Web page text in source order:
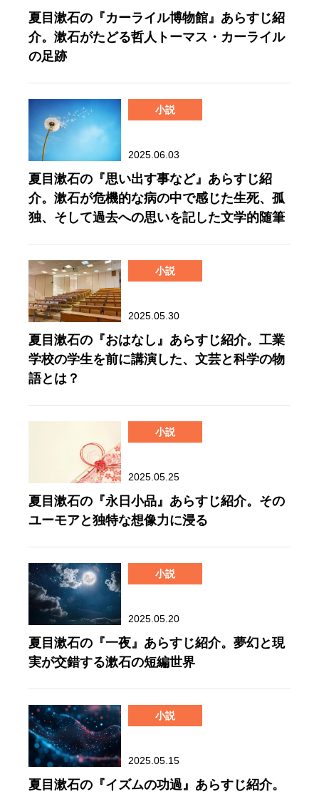
夏目漱石の『カーライル博物館』あらすじ紹
介。漱石がたどる哲人トーマス・カーライル
の足跡
小説
2025.06.03
夏目漱石の『思い出す事など』あらすじ紹
介。漱石が危機的な病の中で感じた生死、孤
独、そして過去への思いを記した文学的随筆
小説
2025.05.30
夏目漱石の『おはなし』あらすじ紹介。工業
学校の学生を前に講演した、文芸と科学の物
語とは？
小説
2025.05.25
夏目漱石の『永日小品』あらすじ紹介。その
ユーモアと独特な想像力に浸る
小説
2025.05.20
夏目漱石の『一夜』あらすじ紹介。夢幻と現
実が交錯する漱石の短編世界
小説
2025.05.15
夏目漱石の『イズムの功過』あらすじ紹介。